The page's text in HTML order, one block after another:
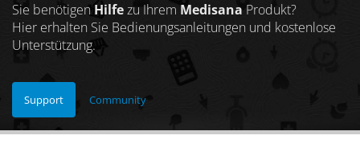
Sie benötigen Hilfezu Ihrem Medisana Produkt?
Hier erhalten Sie Bedienungsanleitungen und kostenlose
Unterstützung.
Support Community